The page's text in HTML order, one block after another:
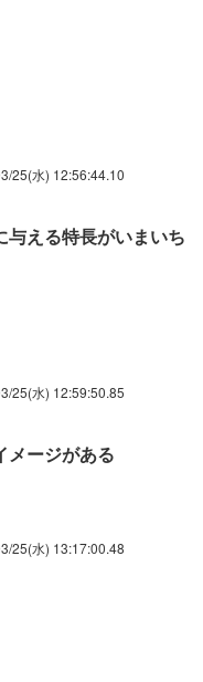
25(水) 12:56:44.10
与える特長がいまいち
25(水) 12:59:50.85
メージがある
25(水) 13:17:00.48